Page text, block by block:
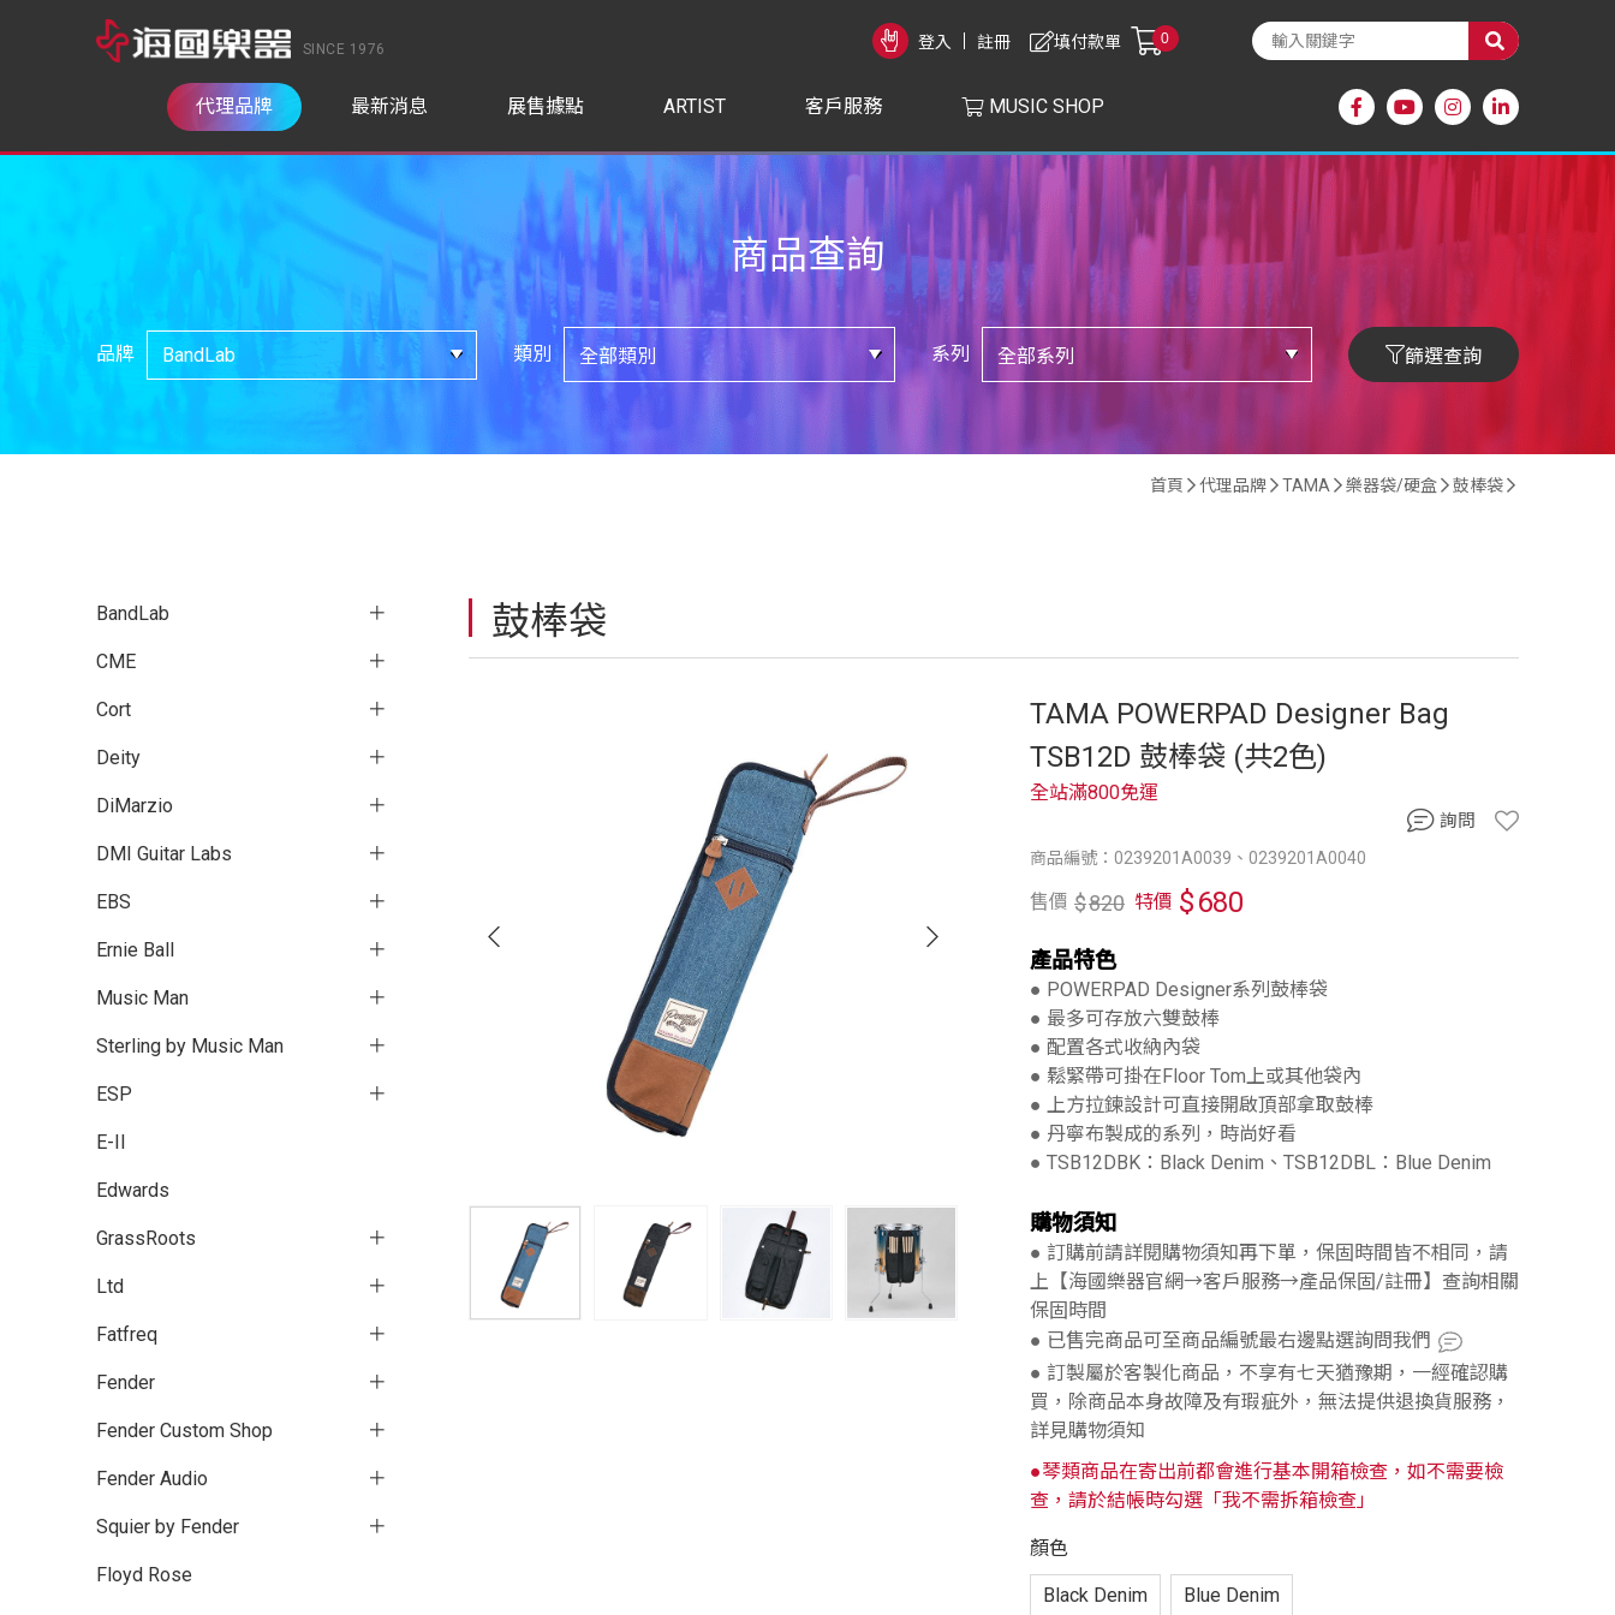
SINCE 1976 登入 註冊 0
填付款單
代理品牌 最新消息 展售據點 ARTIST 客戶服務 MUSIC SHOP
商品查詢
品牌 類別 系列 篩選查詢
首頁 代理品牌 TAMA 樂器袋/硬盒 鼓棒袋
BandLab
CME
Cort
Deity
DiMarzio
DMI Guitar Labs
EBS
Ernie Ball
Music Man
Sterling by Music Man
ESP
E-II
Edwards
GrassRoots
Ltd
Fatfreq
Fender
Fender Custom Shop
Fender Audio
Squier by Fender
Floyd Rose
鼓棒袋
TAMA POWERPAD Designer Bag
TSB12D 鼓棒袋 (共2色)
商品編號：0239201A0039、0239201A0040
全站滿800免運
售價 $820 特價 $680
產品特色
● POWERPAD Designer系列鼓棒袋
● 最多可存放六雙鼓棒
● 配置各式收納內袋
● 鬆緊帶可掛在Floor Tom上或其他袋內
● 上方拉鍊設計可直接開啟頂部拿取鼓棒
● 丹寧布製成的系列，時尚好看
● TSB12DBK：Black Denim、TSB12DBL：Blue Denim
購物須知
● 訂購前請詳閱購物須知再下單，保固時間皆不相同，請
上【海國樂器官網→客戶服務→產品保固/註冊】查詢相關
保固時間
● 已售完商品可至商品編號最右邊點選詢問我們
● 訂製屬於客製化商品，不享有七天猶豫期，一經確認購
買，除商品本身故障及有瑕疵外，無法提供退換貨服務，
詳見購物須知
●琴類商品在寄出前都會進行基本開箱檢查，如不需要檢
查，請於結帳時勾選「我不需拆箱檢查」
顏色
Black Denim Blue Denim
詢問